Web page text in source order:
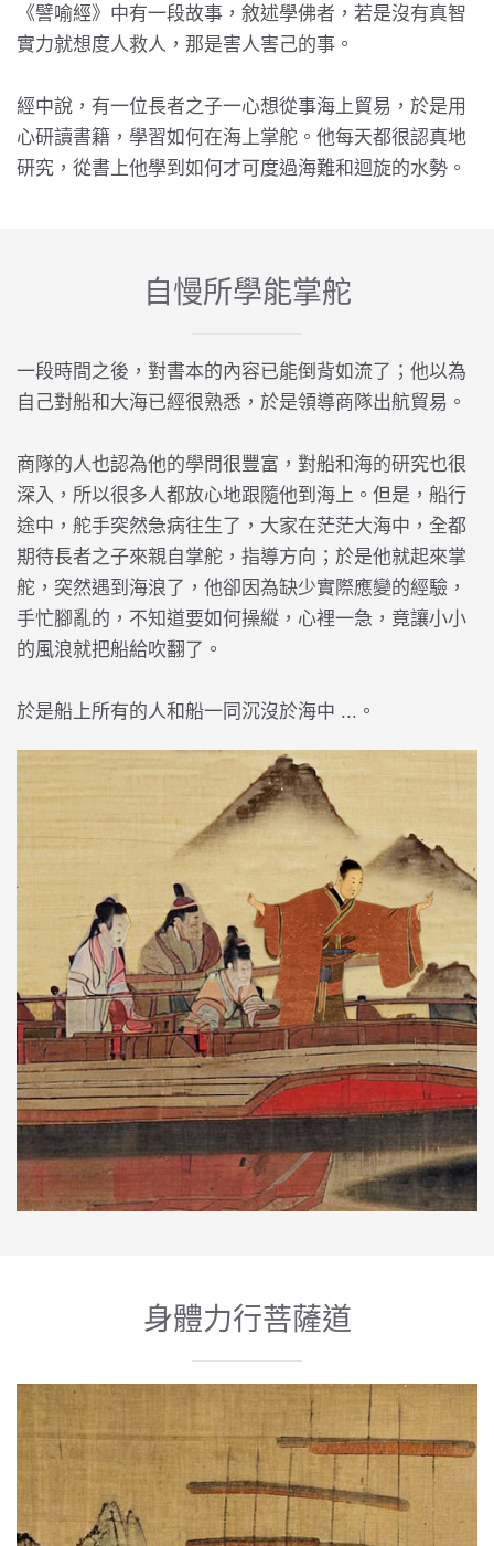
《譬喻經》中有一段故事，敘述學佛者，若是沒有真智
實力就想度人救人，那是害人害己的事。
經中說，有一位長者之子一心想從事海上貿易，於是用
心研讀書籍，學習如何在海上掌舵。他每天都很認真地
研究，從書上他學到如何才可度過海難和迴旋的水勢。
自慢所學能掌舵
一段時間之後，對書本的內容已能倒背如流了；他以為
自己對船和大海已經很熟悉，於是領導商隊出航貿易。
商隊的人也認為他的學問很豐富，對船和海的研究也很
深入，所以很多人都放心地跟隨他到海上。但是，船行
途中，舵手突然急病往生了，大家在茫茫大海中，全都
期待長者之子來親自掌舵，指導方向；於是他就起來掌
舵，突然遇到海浪了，他卻因為缺少實際應變的經驗，
手忙腳亂的，不知道要如何操縱，心裡一急，竟讓小小
的風浪就把船給吹翻了。
於是船上所有的人和船一同沉沒於海中 ...。
身體力行菩薩道